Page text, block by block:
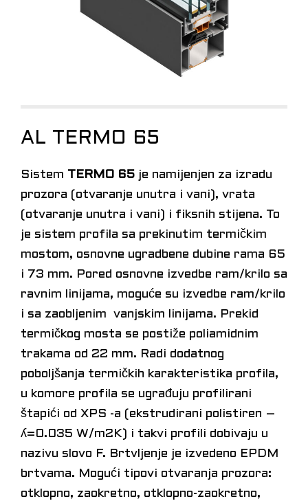
AL TERMO 65
Sistem TERMO 65 je namijenjen za izradu
prozora (otvaranje unutra i vani), vrata
(otvaranje unutra i vani) i fiksnih stijena. To
je sistem profila sa prekinutim termičkim
mostom, osnovne ugradbene dubine rama 65
i 73 mm. Pored osnovne izvedbe ram/krilo sa
ravnim linijama, moguće su izvedbe ram/krilo
i sa zaobljenim vanjskim linijama. Prekid
termičkog mosta se postiže poliamidnim
trakama od 22 mm. Radi dodatnog
poboljšanja termičkih karakteristika profila,
u komore profila se ugrađuju profilirani
štapići od XPS -a (ekstrudirani polistiren –
ʎ=0.035 W/m2K) i takvi profili dobivaju u
nazivu slovo F. Brtvljenje je izvedeno EPDM
brtvama. Mogući tipovi otvaranja prozora:
otklopno, zaokretno, otklopno-zaokretno,